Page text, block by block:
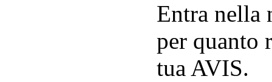
Entra nella
per quanto
tua AVIS.